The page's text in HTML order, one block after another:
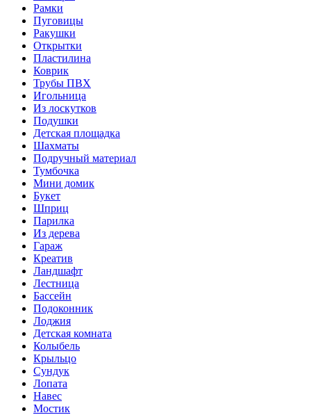
Рамки
Пуговицы
Ракушки
Открытки
Пластилина
Коврик
Трубы ПВХ
Игольница
Из лоскутков
Подушки
Детская площадка
Шахматы
Подручный материал
Тумбочка
Мини домик
Букет
Шприц
Парилка
Из дерева
Гараж
Креатив
Ландшафт
Лестница
Бассейн
Подоконник
Лоджия
Детская комната
Колыбель
Крыльцо
Сундук
Лопата
Навес
Мостик